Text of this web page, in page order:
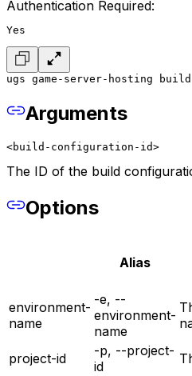
Authentication Required:
Yes
ugs game-server-hosting
Arguments
<build-configuration-id>
The ID of the build
Options
Alias
environment-
name
-e, --
environment-
name
project-id
-p, --project-
id